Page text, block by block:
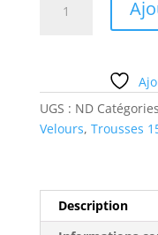
UGS : ND
Velours, Trousses
Description